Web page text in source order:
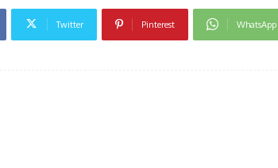
Twitter Pinterest WhatsApp